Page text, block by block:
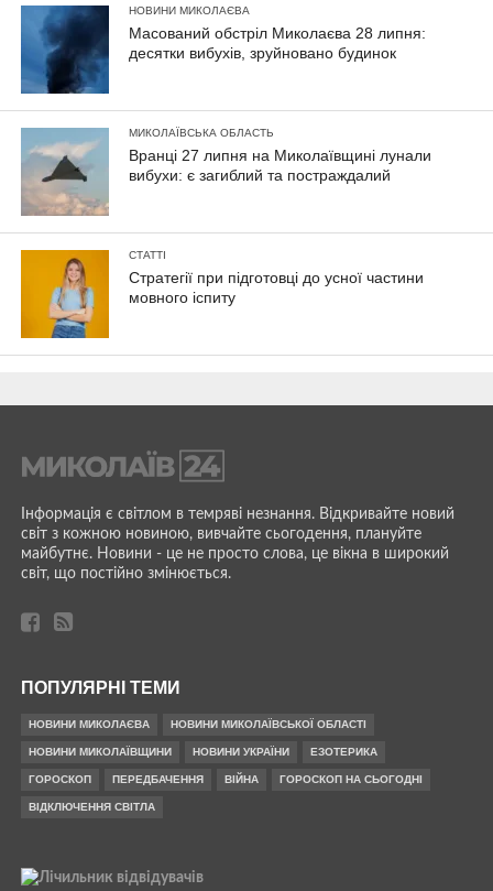
НОВИНИ МИКОЛАЄВА
Масований обстріл Миколаєва 28 липня:
десятки вибухів, зруйновано будинок
МИКОЛАЇВСЬКА ОБЛАСТЬ
Вранці 27 липня на Миколаївщині лунали
вибухи: є загиблий та постраждалий
СТАТТІ
Стратегії при підготовці до усної частини
мовного іспиту
Інформація є світлом в темряві незнання. Відкривайте новий
світ з кожною новиною, вивчайте сьогодення, плануйте
майбутнє. Новини - це не просто слова, це вікна в широкий
світ, що постійно змінюється.
ПОПУЛЯРНІ ТЕМИ
НОВИНИ МИКОЛАЄВА НОВИНИ МИКОЛАЇВСЬКОЇ ОБЛАСТІ
НОВИНИ МИКОЛАЇВЩИНИ НОВИНИ УКРАЇНИ ЕЗОТЕРИКА
ГОРОСКОП ПЕРЕДБАЧЕННЯ ВІЙНА ГОРОСКОП НА СЬОГОДНІ
ВІДКЛЮЧЕННЯ СВІТЛА